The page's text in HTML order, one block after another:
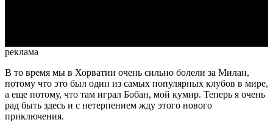
реклама
В то время мы в Хорватии очень сильно болели за Милан,
потому что это был один из самых популярных клубов в мире,
а еще потому, что там играл Бобан, мой кумир. Теперь я очень
рад быть здесь и с нетерпением жду этого нового
приключения.